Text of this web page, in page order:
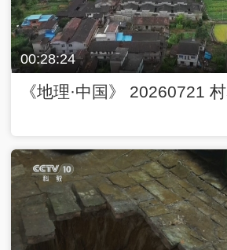
00:28:24
《地理·中国》 20260721